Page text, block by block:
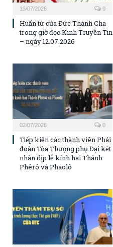
13/07/2026 0
Huấn từ của Đức Thánh Cha
trong giờ đọc Kinh Truyền Tin
– ngày 12.07.2026
02/07/2026 0
Tiếp kiến các thành viên Phái
đoàn Tòa Thượng phụ Đại kết
nhân dịp lễ kính hai Thánh
Phêrô và Phaolô